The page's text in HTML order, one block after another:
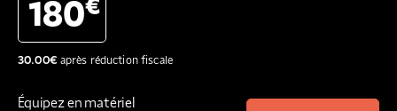
180€
30.00€après réduction fiscale
Équipez en matériel